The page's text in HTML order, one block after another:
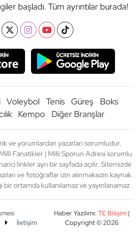
başladı. Tüm ayrıntılar burada!
Voleybol Tenis Güreş
Boks
Kempo Diğer Branşlar
ve yorumlardan yazarları sorumludur.
Fanatikler | Milli Sporun Adresi sorumlu
linkler ayrı bir sayfada açılır. Sitemizde
ve fotoğraflar izin alınmaksızın kaynak
ortamda kullanılamaz ve yayınlanamaz
İletişim
Haber Yazılımı:TE Bilişim|
Copyright © 2026